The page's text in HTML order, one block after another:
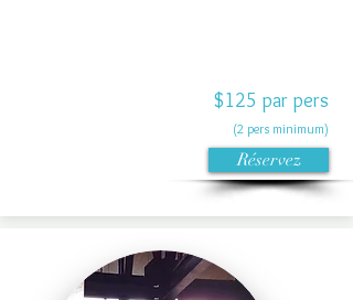
$125 par pers
(2 pers minimum)
Réservez